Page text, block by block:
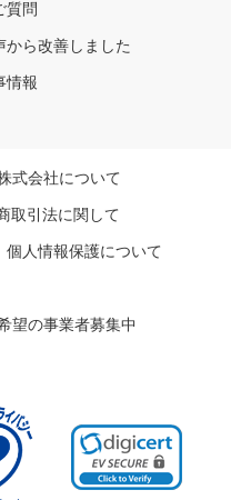
質問
から改善しました
情報
式会社について
取引法に関して
個人情報保護について
望の事業者募集中